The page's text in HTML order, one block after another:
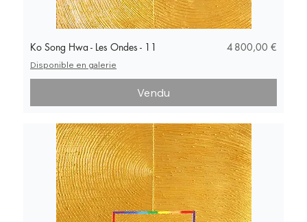
Ko Song Hwa - Les Ondes - 11 Prix
4 800,00 €
Disponible en galerie
Vendu